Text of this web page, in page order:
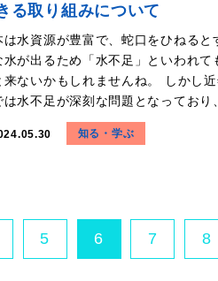
る取り組みについて
は水資源が豊富で、蛇口をひねると
水が出るため「水不足」といわれて
来ないかもしれませんね。 しかし
は水不足が深刻な問題となっており
知る・学ぶ
5 6 7 8